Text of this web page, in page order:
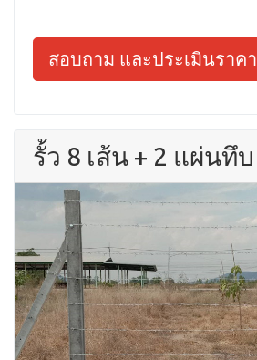
สอบถาม และประเมินราคา
รั้ว 8 เส้น + 2 แผ่นทึบ